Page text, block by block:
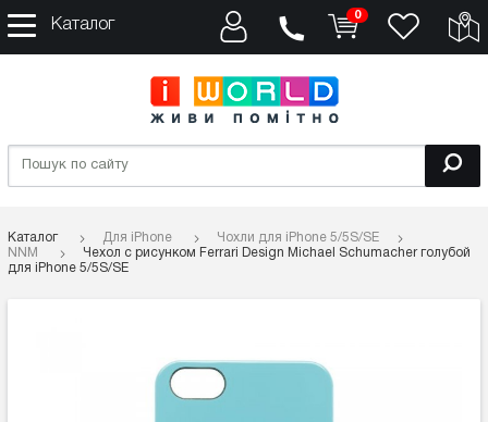
Каталог
0
Каталог Для iPhone
Чохли для iPhone 5/5S/SE
NNM
Чехол с рисунком Ferrari Design Michael Schumacher голубой
для iPhone 5/5S/SE